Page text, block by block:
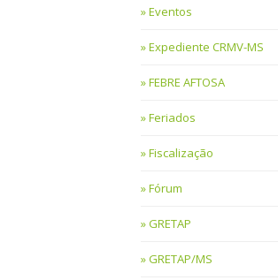
Eventos
Expediente CRMV-MS
FEBRE AFTOSA
Feriados
Fiscalização
Fórum
GRETAP
GRETAP/MS